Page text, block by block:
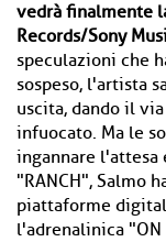
vedrà finalmente
Records/Sony
speculazioni che
sospeso, l'artista
uscita, dando il
infuocato. Ma le
ingannare l'attesa
"RANCH", Salmo
piattaforme
l'adrenalinica "ON